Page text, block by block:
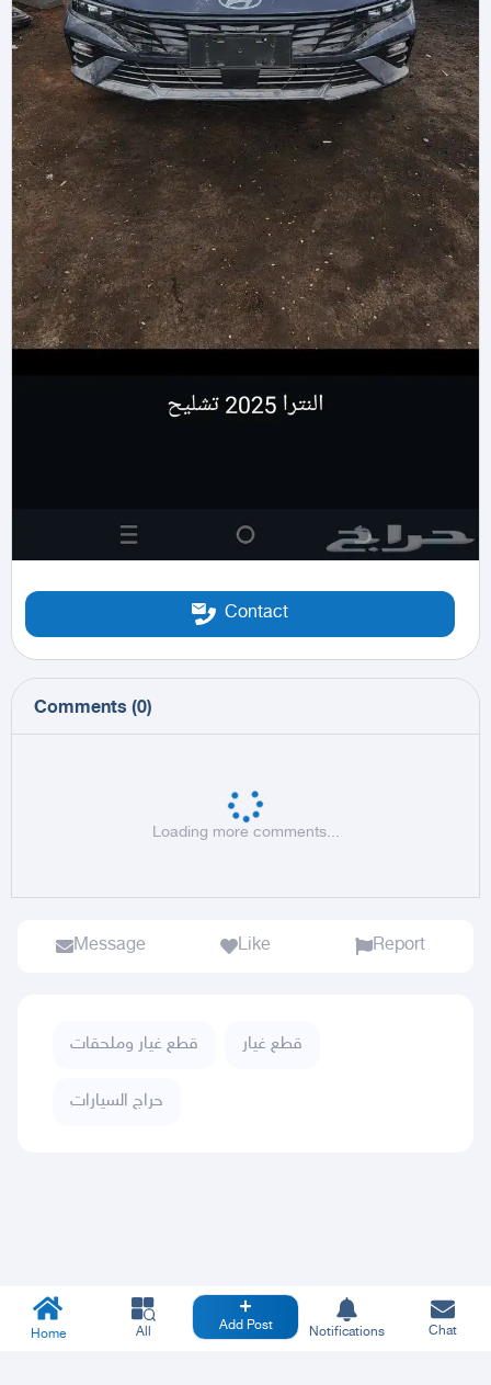
Contact
Comments (0)
Loading more comments...
Message Like Report
قطع غيار وملحقات قطع غيار
حراج السيارات
Home All Add Post Notifications Chat